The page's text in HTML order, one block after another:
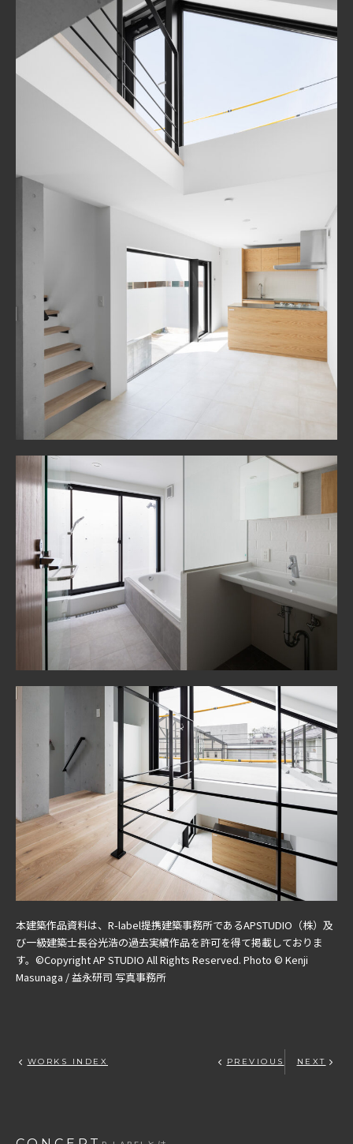
本建築作品資料は、R-label提携建築事務所であるAPSTUDIO（株）及
び一級建築士長谷光浩の過去実績作品を許可を得て掲載しておりま
す。©︎Copyright AP STUDIO All Rights Reserved. Photo ©︎ Kenji
Masunaga / 益永研司 写真事務所
WORKS INDEX PREVIOUS NEXT